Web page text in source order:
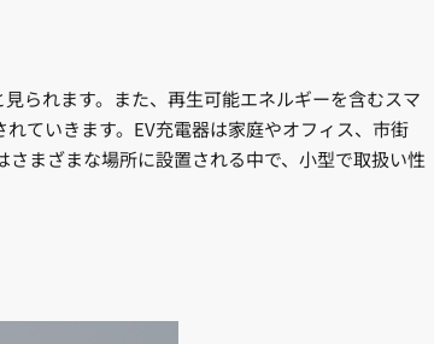
られます。また、再生可能エネルギーを含むスマ
ていきます。EV充電器は家庭やオフィス、市街
まざまな場所に設置される中で、小型で取扱い性